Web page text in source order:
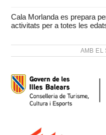
Cala Morlanda es prepara
activitats per a totes les
AMB EL